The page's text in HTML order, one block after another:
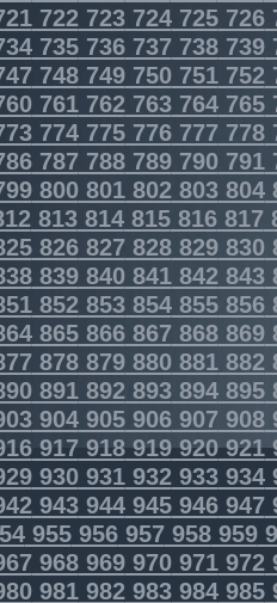
722723724725726
735736737 738739
748749750751752
761762763764765
774775776777 778
787788789790791
800801802803804
813814815816817
826827 828829830
839840841842843
852853854855856
865866867 868869
878879880 881882
891892893894895
904905906907 908
917918919920921
930931932933934
943944945946947
955956957958959
968969970971972
981982983984985